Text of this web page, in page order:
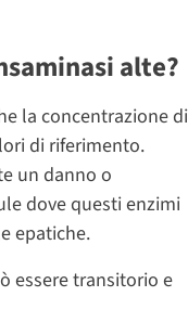
alte?
la concentrazione di
di riferimento.
un danno o
dove questi enzimi
epatiche.
essere transitorio e